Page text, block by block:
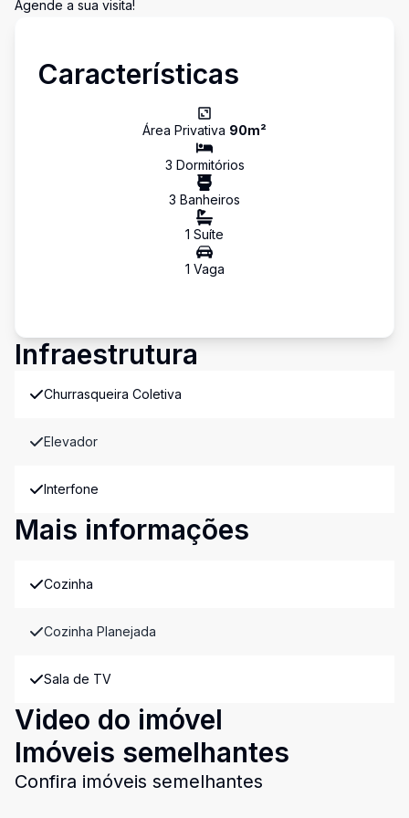
Agende a sua visita!
Características
Área Privativa 90m²
3 Dormitórios
3 Banheiros
1 Suíte
1 Vaga
Infraestrutura
Churrasqueira Coletiva
Elevador
Interfone
Mais informações
Cozinha
Cozinha Planejada
Sala de TV
Video do imóvel
Imóveis semelhantes
Confira imóveis semelhantes